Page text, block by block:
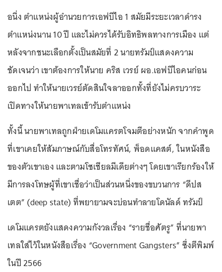
อนึ่ง ตำแหน่งผู้อำนวยการเอฟบีไอ 1 สมัยมีระยะเวลาดำรง
ตำแหน่งนาน 10 ปี และไม่ควรได้รับอิทธิพลทางการเมือง แต่
หลังจากชนะเลือกตั้งเป็นสมัยที่ 2 นายทรัมป์แสดงความ
ชัดเจนว่า เขาต้องการให้นาย คริส เวรย์ ผอ.เอฟบีไอคนก่อน
ออกไป ทำให้นายเวรย์ตัดสินใจลาออกทั้งที่ยังไม่ครบวาระ
เปิดทางให้นายพาเทลเข้ารับตำแหน่ง
ทั้งนี้ นายพาเทลถูกฝ่ายเดโมแครตโจมตีอย่างหนัก จากคำพูด
ที่เขาเคยให้สัมภาษณ์กับสื่อโทรทัศน์, พ็อดแคสต์, ในหนังสือ
ของตัวเขาเอง และตามโซเชียลมีเดียต่างๆ โดยเขาเรียกร้องให้
มีการลงโทษผู้ที่เขาเชื่อว่าเป็นส่วนหนึ่งของขบวนการ “ดีปส
เตต” (deep state) ที่พยายามจะบ่อนทำลายโดนัลด์ ทรัมป์
เดโมแครตยังแสดงความกังวลเรื่อง “รายชื่อศัตรู” ที่นายพา
เทลใส่ไว้ในหนังสือเรื่อง “Government Gangsters” ซึ่งตีพิมพ์
ในปี 2566